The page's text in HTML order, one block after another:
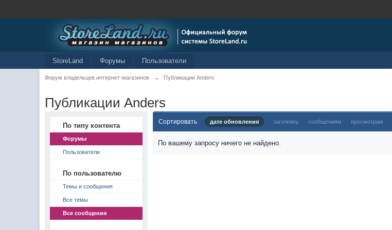
StoreLand Форумы Пользователи
Форум владельцев интернет-магазинов → Публикации Anders
Публикации Anders
По типу контента
Форумы
Пользователи
По пользователю
Темы и сообщения
Все темы
Все сообщения
Сортировать дате обновления заголовку сообщениям просмотрам
По вашему запросу ничего не найдено.